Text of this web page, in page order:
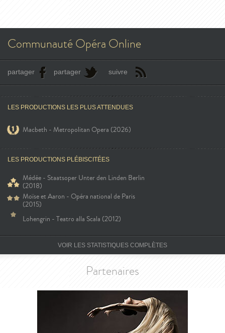
Communauté Opéra Online
partager partager suivre
LES PRODUCTIONS LES PLUS ATTENDUES
Macbeth - Metropolitan Opera (2026)
LES PRODUCTIONS PLÉBISCITÉES
Médée - Staatsoper Unter den Linden Berlin
(2018)
Moïse et Aaron - Opéra national de Paris
(2015)
Lohengrin - Teatro alla Scala (2012)
VOIR LES STATISTIQUES COMPLÈTES
Partenaires